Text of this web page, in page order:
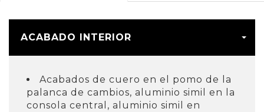
ACABADO INTERIOR
Acabados de cuero en el pomo de la
palanca de cambios, aluminio simil en la
consola central, aluminio simil en